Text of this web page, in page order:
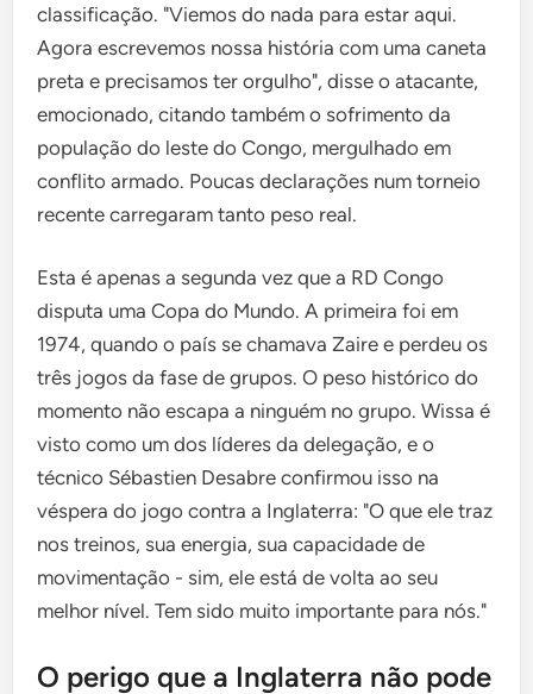
classificação. "Viemos do nada para estar aqui.
Agora escrevemos nossa história com uma caneta
preta e precisamos ter orgulho", disse o atacante,
emocionado, citando também o sofrimento da
população do leste do Congo, mergulhado em
conflito armado. Poucas declarações num torneio
recente carregaram tanto peso real.
Esta é apenas a segunda vez que a RD Congo
disputa uma Copa do Mundo. A primeira foi em
1974, quando o país se chamava Zaire e perdeu os
três jogos da fase de grupos. O peso histórico do
momento não escapa a ninguém no grupo. Wissa é
visto como um dos líderes da delegação, e o
técnico Sébastien Desabre confirmou isso na
véspera do jogo contra a Inglaterra: "O que ele traz
nos treinos, sua energia, sua capacidade de
movimentação - sim, ele está de volta ao seu
melhor nível. Tem sido muito importante para nós."
O perigo que a Inglaterra não pode